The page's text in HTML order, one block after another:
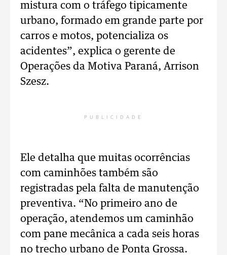
mistura com o tráfego tipicamente
urbano, formado em grande parte por
carros e motos, potencializa os
acidentes”, explica o gerente de
Operações da Motiva Paraná, Arrison
Szesz.
PUBLICIDADE
Ele detalha que muitas ocorrências
com caminhões também são
registradas pela falta de manutenção
preventiva. “No primeiro ano de
operação, atendemos um caminhão
com pane mecânica a cada seis horas
no trecho urbano de Ponta Grossa.